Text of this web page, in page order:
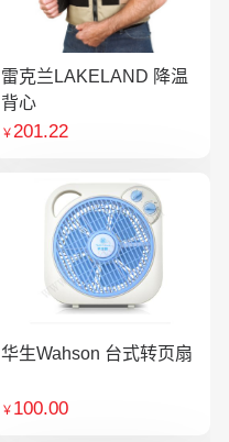
雷克兰LAKELAND 降温
背心
￥201.22
华生Wahson 台式转页扇
￥ 100.00